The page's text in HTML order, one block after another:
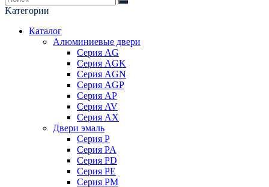
Kатегории
Каталог
Алюминиевые двери
Серия AG
Серия AGK
Серия AGN
Серия AGP
Серия AP
Серия AV
Серия AX
Двери эмаль
Серия P
Серия PA
Серия PD
Серия PE
Серия PM